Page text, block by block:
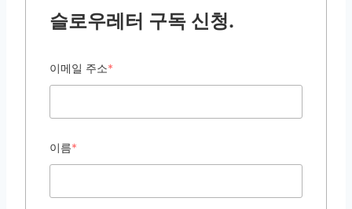
슬로우레터 구독 신청.
이메일 주소*
이름*